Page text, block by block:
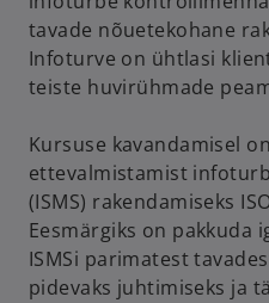
tavade nõuetekohane
Infoturve on ühtlasi
teiste huvirühmade
Kursuse kavandamisel
ettevalmistamist
(ISMS) rakendamiseks
Eesmärgiks on pakkuda
ISMSi parimatest
pidevaks juhtimiseks ja